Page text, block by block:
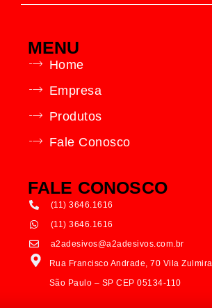
MENU
Home
Empresa
Produtos
Fale Conosco
FALE CONOSCO
(11) 3646.1616
(11) 3646.1616
a2adesivos@a2adesivos.com.br
Rua Francisco Andrade, 70 Vila Zulmira
São Paulo – SP CEP 05134-110